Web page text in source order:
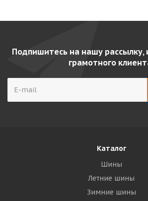
Подпишитесь на нашу рассылку,
грамотного
Каталог
Шины
Летние шины
Зимние шины